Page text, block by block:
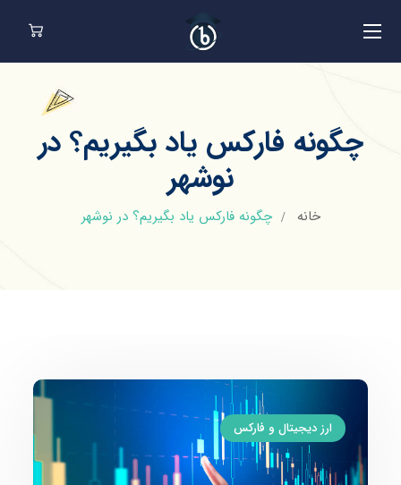
چگونه فارکس یاد بگیریم؟ در
نوشهر
خانه چگونه فارکس یاد بگیریم؟ در نوشهر
ارز دیجیتال و فارکس